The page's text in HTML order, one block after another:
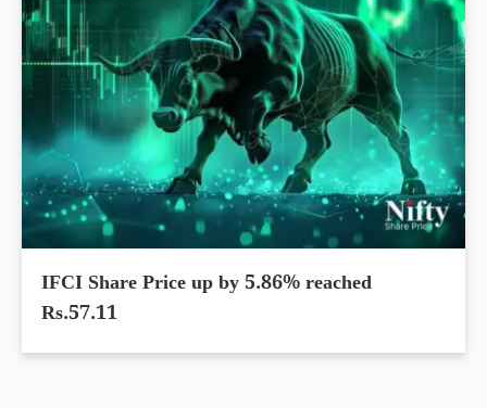
IFCI Share Price up by 5.86% reached
Rs.57.11